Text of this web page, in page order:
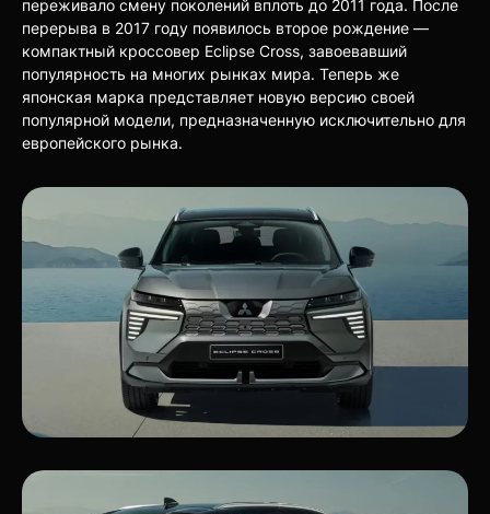
переживало смену поколений вплоть до 2011 года. После
перерыва в 2017 году появилось второе рождение —
компактный кроссовер Eclipse Cross, завоевавший
популярность на многих рынках мира. Теперь же
японская марка представляет новую версию своей
популярной модели, предназначенную исключительно для
европейского рынка.